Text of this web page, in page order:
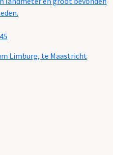
Limburg, te Maastricht